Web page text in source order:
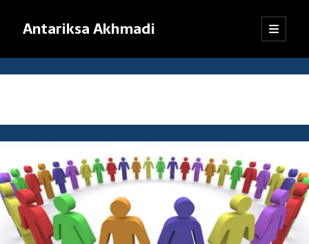
Antariksa Akhmadi
open
primary
Sidebar
Librarian, information junkie, and perpetual dilettante. Likes anything
Blog ini adalah kumpulan tulisan yang dibuat oleh saya semenjak
SMP kelas VIII (sekarang saya sudah bekerja). Dari mula-mula menulis
blog hingga sekarang, pendapat dan pemikiran saya sudah jauh
berubah. Oleh karena itu, mohon kebijaksanaan pembaca dalam
menanggapi tulisan-tulisan yang sudah lama.